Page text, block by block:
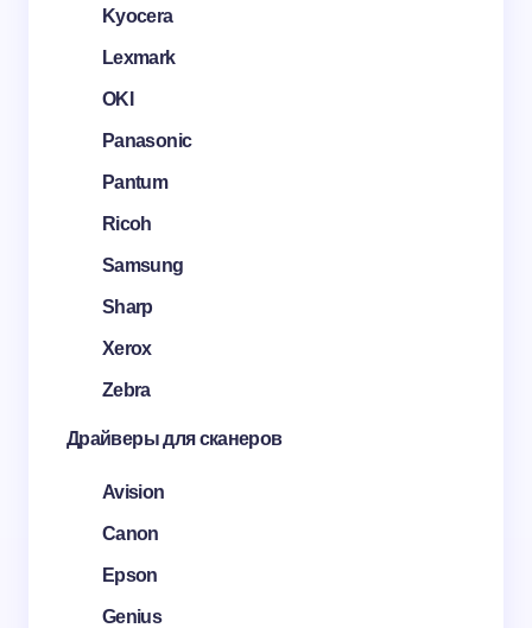
Kyocera
Lexmark
OKI
Panasonic
Pantum
Ricoh
Samsung
Sharp
Xerox
Zebra
Драйверы для сканеров
Avision
Canon
Epson
Genius